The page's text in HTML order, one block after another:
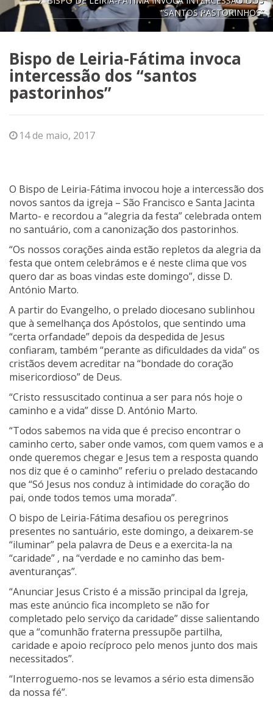
“SANTOS PASTORINHOS”
Bispo de Leiria-Fátima invoca
intercessão dos “santos
pastorinhos”
14 de maio, 2017
O Bispo de Leiria-Fátima invocou hoje a intercessão dos
novos santos da igreja – São Francisco e Santa Jacinta
Marto- e recordou a “alegria da festa” celebrada ontem
no santuário, com a canonização dos pastorinhos.
“Os nossos corações ainda estão repletos da alegria da
festa que ontem celebrámos e é neste clima que vos
quero dar as boas vindas este domingo”, disse D.
António Marto.
A partir do Evangelho, o prelado diocesano sublinhou
que à semelhança dos Apóstolos, que sentindo uma
“certa orfandade” depois da despedida de Jesus
confiaram, também “perante as dificuldades da vida” os
cristãos devem acreditar na “bondade do coração
misericordioso” de Deus.
“Cristo ressuscitado continua a ser para nós hoje o
caminho e a vida” disse D. António Marto.
“Todos sabemos na vida que é preciso encontrar o
caminho certo, saber onde vamos, com quem vamos e a
onde queremos chegar e Jesus tem a resposta quando
nos diz que é o caminho” referiu o prelado destacando
que “Só Jesus nos conduz à intimidade do coração do
pai, onde todos temos uma morada”.
O bispo de Leiria-Fátima desafiou os peregrinos
presentes no santuário, este domingo, a deixarem-se
“iluminar” pela palavra de Deus e a exercita-la na
“caridade” , na “verdade e no caminho das bem-
aventuranças”.
“Anunciar Jesus Cristo é a missão principal da Igreja,
mas este anúncio fica incompleto se não for
completado pelo serviço da caridade” disse salientando
que a “comunhão fraterna pressupõe partilha,
caridade e apoio recíproco pelo menos junto dos mais
necessitados”.
“Interroguemo-nos se levamos a sério esta dimensão
da nossa fé”.